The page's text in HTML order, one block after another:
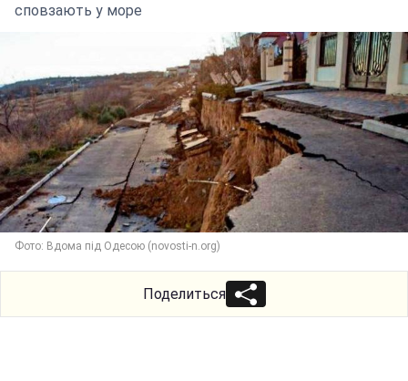
сповзають у море
Фото: Вдома під Одесою (novosti-n.org)
Поделиться